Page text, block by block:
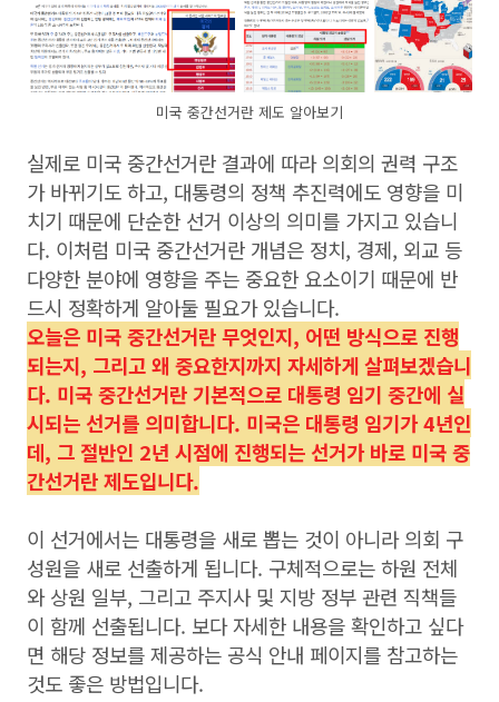
미국 중간선거란 제도 알아보기
실제로 미국 중간선거란 결과에 따라 의회의 권력 구조
가 바뀌기도 하고, 대통령의 정책 추진력에도 영향을 미
치기 때문에 단순한 선거 이상의 의미를 가지고 있습니
다. 이처럼 미국 중간선거란 개념은 정치, 경제, 외교 등
다양한 분야에 영향을 주는 중요한 요소이기 때문에 반
드시 정확하게 알아둘 필요가 있습니다.
오늘은 미국 중간선거란 무엇인지, 어떤 방식으로 진행
되는지, 그리고 왜 중요한지까지 자세하게 살펴보겠습니
다. 미국 중간선거란 기본적으로 대통령 임기 중간에 실
시되는 선거를 의미합니다. 미국은 대통령 임기가 4년인
데, 그 절반인 2년 시점에 진행되는 선거가 바로 미국 중
간선거란 제도입니다.
이 선거에서는 대통령을 새로 뽑는 것이 아니라 의회 구
성원을 새로 선출하게 됩니다. 구체적으로는 하원 전체
와 상원 일부, 그리고 주지사 및 지방 정부 관련 직책들
이 함께 선출됩니다. 보다 자세한 내용을 확인하고 싶다
면 해당 정보를 제공하는 공식 안내 페이지를 참고하는
것도 좋은 방법입니다.